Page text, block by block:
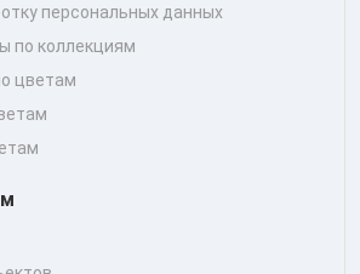
персональных данных
по коллекциям
цветам